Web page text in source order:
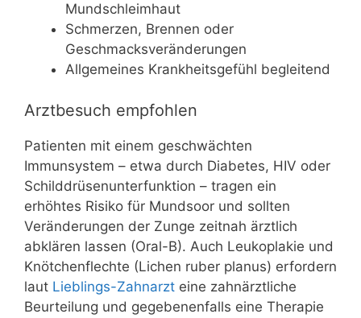
Mundschleimhaut
Schmerzen, Brennen oder
Geschmacksveränderungen
Allgemeines Krankheitsgefühl begleitend
Arztbesuch empfohlen
Patienten mit einem geschwächten
Immunsystem – etwa durch Diabetes, HIV oder
Schilddrüsenunterfunktion – tragen ein
erhöhtes Risiko für Mundsoor und sollten
Veränderungen der Zunge zeitnah ärztlich
abklären lassen (Oral-B). Auch Leukoplakie und
Knötchenflechte (Lichen ruber planus) erfordern
laut Lieblings-Zahnarzt eine zahnärztliche
Beurteilung und gegebenenfalls eine Therapie